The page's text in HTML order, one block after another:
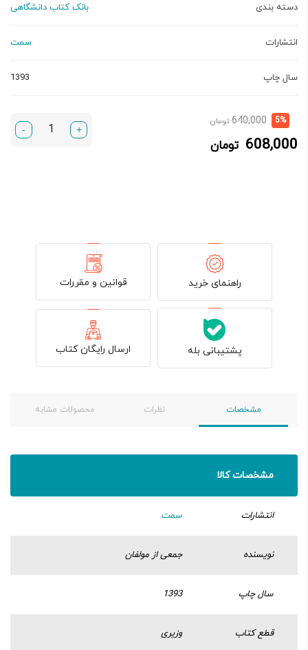
دسته بندی بانک کتاب دانشگاهی
انتشارات سمت
سال چاپ 1393
5%
640,000 تومانقیمت
608,000 تومان
قیمت
608,000 تومان.
+
-
راهنمای خرید قوانین و مقررات
پشتیبانی بله ارسال رایگان کتاب
مشخصات نظرات محصولات مشابه
مشخصات کالا
انتشارات سمت
نویسنده جمعی از مولفان
سال چاپ 1393
قطع کتاب وزیری